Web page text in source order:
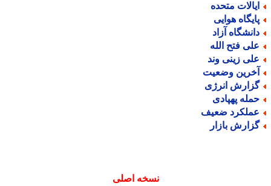
متحده
هوایی
آزاد
فتح الله
زینی وند
وضعیت
انرژی
پهپادی
ضعیف
بازار
نسخه اصلی